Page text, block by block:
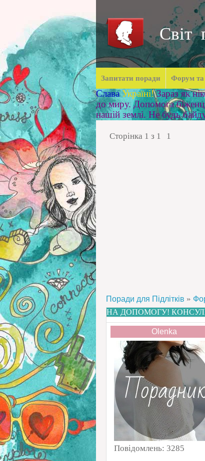
Світ
Запитати поради Форум та
Слава Україні! Зараз як
до миру. Допомога
нашій землі. Не будь
Сторінка 1 з 1 1
Поради для Підлітків »
НА ДОПОМОГУ!
Olenka
Повідомлень: 3285